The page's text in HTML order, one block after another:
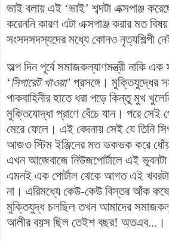
ভাই বলায় এই ‘ভাই’ শব্দটা এক্সপাঞ্জ
করেননি কারণ এটা এক্সপাঞ্জ করার মত
সংসদসদস্যদের মধ্যে কোনও নৃত্যশিল্পী
অল্প দিন পূর্বে সমাজকল্যাণমন্ত্রী নাকি
‘সিগারেট খাওয়া’ প্রসঙ্গে। মুক্তিযুদ্ধের
পাকবাহিনীর হাতে ধরা পড়ে কিন্তু মুখ
মুক্তিযোদ্ধা প্রাণে বেঁচে যান। পরে সেই
মেরে ফেলে। এই বেদনায় সেই যে তিনি
আজও স্টিম ইঞ্জিনের মত ভকভক করে
এখন আজেবাজে নিউজপোর্টালে এই
এমনই এক পোর্টাল থেকে আগত এই খবরটা
না। এরিমধ্যে কেউ-কেউ বিস্তর আঁক কষে
মুক্তিযুদ্ধ চলছিল তখন আমাদের
আলীর বয়স ছিল তেইশ বছর! অতএব...।